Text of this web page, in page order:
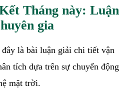
Tháng này: Luận
gia
là bài luận giải chi tiết vận
tích dựa trên sự chuyển động
mặt trời.